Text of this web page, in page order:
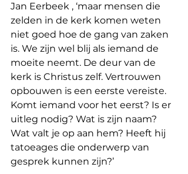
Jan Eerbeek , ‘maar mensen die
zelden in de kerk komen weten
niet goed hoe de gang van zaken
is. We zijn wel blij als iemand de
moeite neemt. De deur van de
kerk is Christus zelf. Vertrouwen
opbouwen is een eerste vereiste.
Komt iemand voor het eerst? Is er
uitleg nodig? Wat is zijn naam?
Wat valt je op aan hem? Heeft hij
tatoeages die onderwerp van
gesprek kunnen zijn?’